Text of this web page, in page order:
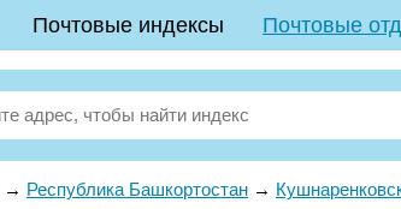
Почтовые индексы Почтовые
→ Республика Башкортостан →